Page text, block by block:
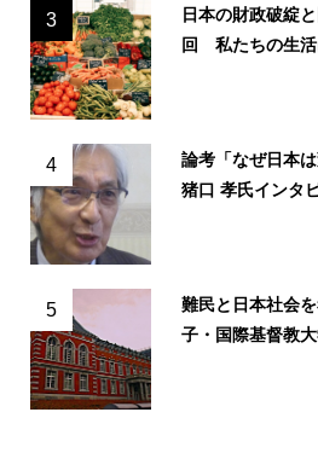
3
日本の財政破綻
回 私たちの生活
4
論考「なぜ日
猪口 孝氏インタ
5
難民と日本社会
子・国際基督教